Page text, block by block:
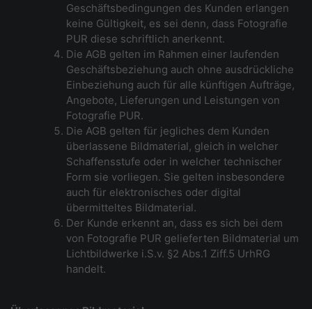
Geschäftsbedingungen des Kunden erlangen
keine Gültigkeit, es sei denn, dass Fotografie
PUR diese schriftlich anerkennt.
Die AGB gelten im Rahmen einer laufenden
Geschäftsbeziehung auch ohne ausdrückliche
Einbeziehung auch für alle künftigen Aufträge,
Angebote, Lieferungen und Leistungen von
Fotografie PUR.
Die AGB gelten für jegliches dem Kunden
überlassene Bildmaterial, gleich in welcher
Schaffensstufe oder in welcher technischer
Form sie vorliegen. Sie gelten insbesondere
auch für elektronisches oder digital
übermitteltes Bildmaterial.
Der Kunde erkennt an, dass es sich bei dem
von Fotografie PUR gelieferten Bildmaterial um
Lichtbildwerke i.S.v. §2 Abs.1 Ziff.5 UrhRG
handelt.